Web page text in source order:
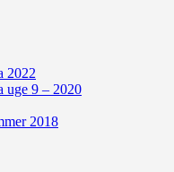
2022
uge 9 – 2020
2018